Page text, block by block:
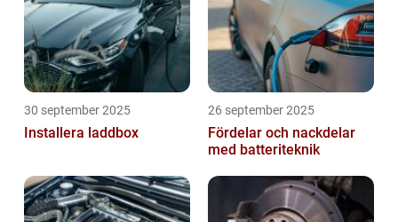
30 september 2025
Installera laddbox
26 september 2025
Fördelar och nackdelar
med batteriteknik